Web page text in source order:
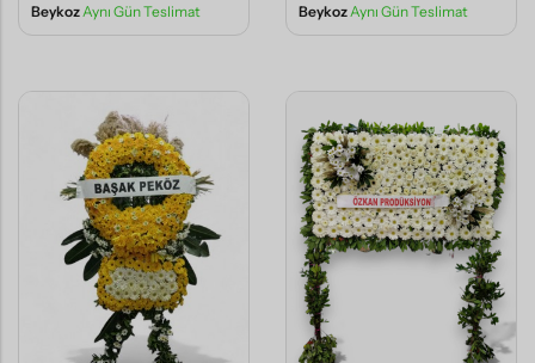
Beykoz Aynı Gün Teslimat Beykoz Aynı Gün Teslimat